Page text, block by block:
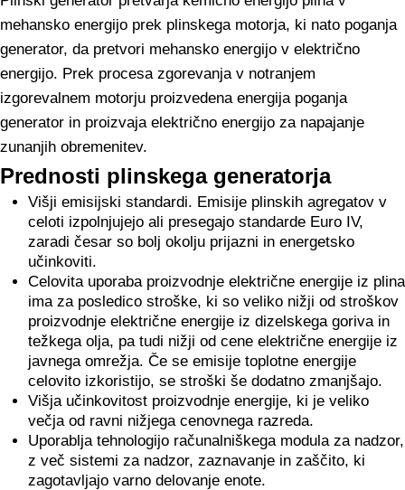
mehansko energijo prek plinskega motorja, ki nato poganja
generator, da pretvori mehansko energijo v električno
energijo. Prek procesa zgorevanja v notranjem
izgorevalnem motorju proizvedena energija poganja
generator in proizvaja električno energijo za napajanje
zunanjih obremenitev.
Prednosti plinskega generatorja
Višji emisijski standardi. Emisije plinskih agregatov v
celoti izpolnjujejo ali presegajo standarde Euro IV,
zaradi česar so bolj okolju prijazni in energetsko
učinkoviti.
Celovita uporaba proizvodnje električne energije iz plina
ima za posledico stroške, ki so veliko nižji od stroškov
proizvodnje električne energije iz dizelskega goriva in
težkega olja, pa tudi nižji od cene električne energije iz
javnega omrežja. Če se emisije toplotne energije
celovito izkoristijo, se stroški še dodatno zmanjšajo.
Višja učinkovitost proizvodnje energije, ki je veliko
večja od ravni nižjega cenovnega razreda.
Uporablja tehnologijo računalniškega modula za nadzor,
z več sistemi za nadzor, zaznavanje in zaščito, ki
zagotavljajo varno delovanje enote.